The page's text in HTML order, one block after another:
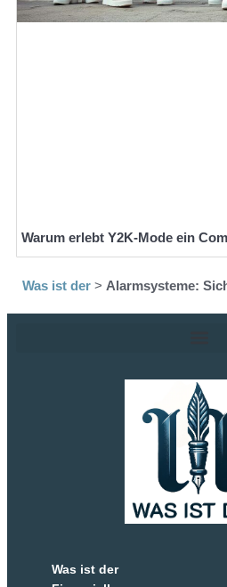
Warum erlebt Y2K-Mode ein
Was ist der> Alarmsysteme:
Was ist der